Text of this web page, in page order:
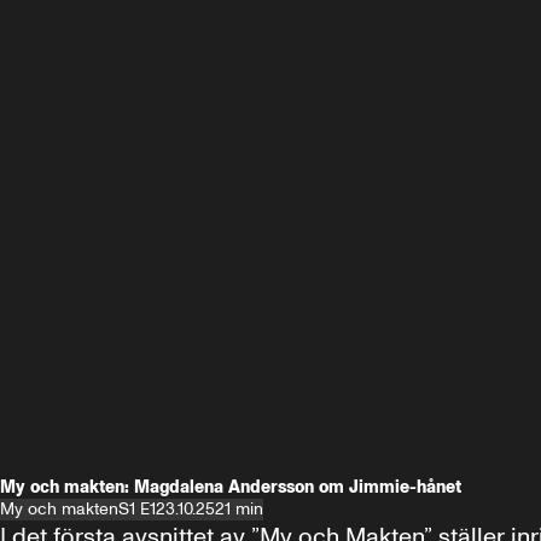
My och makten: Magdalena Andersson om Jimmie-hånet
My och maktenS1 E123.10.2521 min